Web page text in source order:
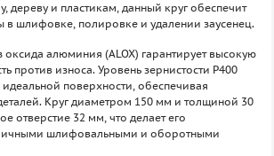
дереву и пластикам, данный круг обеспечит
в шлифовке, полировке и удалении заусенец.
алюминия (ALOX) гарантирует высокую
против износа. Уровень зернистости P400
идеальной поверхности, обеспечивая
Круг диаметром 150 мм и толщиной 30
отверстие 32 мм, что делает его
шлифовальными и оборотными